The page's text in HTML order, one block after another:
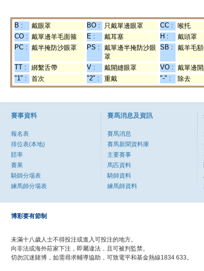
B : 戴眼罩 BO : 只戴單邊眼罩 CC : 喉托
CO : 戴單邊羊毛面箍 E : 戴耳塞 H : 戴頭罩
PC : 戴半掩防沙眼罩 PS :
戴單邊半掩防沙眼
罩
SB : 戴羊毛
TT : 綁繫舌帶 V : 戴開縫眼罩 VO : 戴單邊
"1" :
首次 "2" : 重戴 "-" : 除去
賽事資料
報名表
排位表(本地)
賠率
賽果
騎師分場表
練馬師分場表
賽馬消息及資訊
賽馬消息
賽馬新聞資料庫
主要賽事
馬匹資料
騎師資料
練馬師資料
博彩要有節制
未滿十八歲人士不得投注或進入可投注的地方。
向非法或海外莊家下注，即屬違法，且可被判監禁。
切勿沉迷賭博，如需尋求輔導協助，可致電平和基金熱線1834 633。